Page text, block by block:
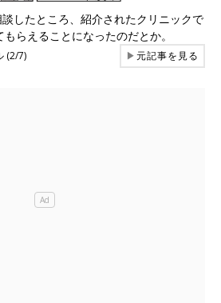
したところ、紹介されたクリニックで
らえることになったのだとか。
(2/7) ▶元記事を見る